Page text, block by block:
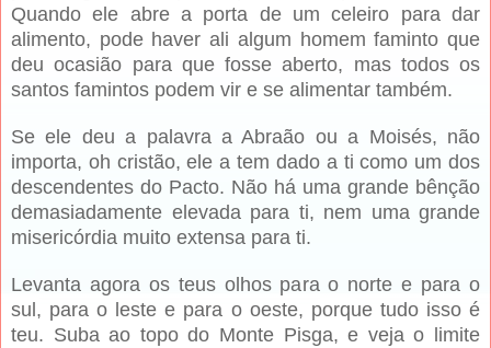
Quando ele abre a porta de um celeiro para dar
alimento, pode haver ali algum homem faminto que
deu ocasião para que fosse aberto, mas todos os
santos famintos podem vir e se alimentar também.
Se ele deu a palavra a Abraão ou a Moisés, não
importa, oh cristão, ele a tem dado a ti como um dos
descendentes do Pacto. Não há uma grande bênção
demasiadamente elevada para ti, nem uma grande
misericórdia muito extensa para ti.
Levanta agora os teus olhos para o norte e para o
sul, para o leste e para o oeste, porque tudo isso é
teu. Suba ao topo do Monte Pisga, e veja o limite